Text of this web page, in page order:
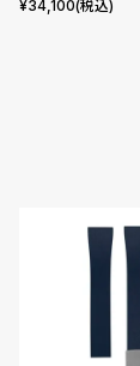
ラグス
¥34,100(税込)